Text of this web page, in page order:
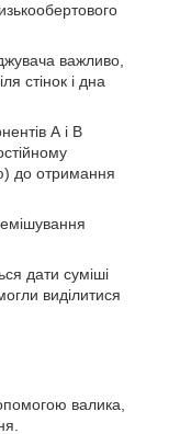
важливо,
стінок і дна
А і В
до отримання
дати суміші
виділитися
валика,